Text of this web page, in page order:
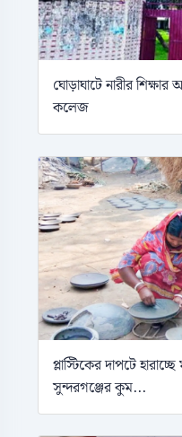
ঘোড়াঘাটে নারীর শিক্ষার
কলেজ
প্লাস্টিকের দাপটে
সুন্দরগঞ্জের কুম...